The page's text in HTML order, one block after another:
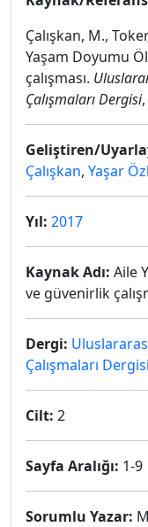
Çalışkan, M.,
Yaşam Doyumu
çalışması.
Çalışmaları Dergisi,
Geliştiren/
Çalışkan, Yaşar
Yıl: 2017
Kaynak Adı: Aile
ve güvenirlik
Dergi:
Çalışmaları Dergisi
Cilt: 2
Sayfa Aralığı: 1-9
Sorumlu Yazar: